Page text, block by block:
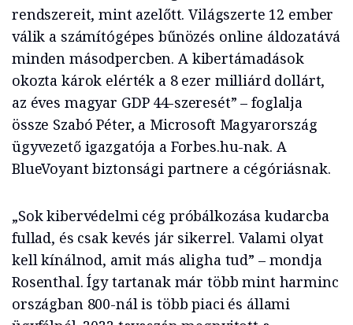
rendszereit, mint azelőtt. Világszerte 12 ember
válik a számítógépes bűnözés online áldozatává
minden másodpercben. A kibertámadások
okozta károk elérték a 8 ezer milliárd dollárt,
az éves magyar GDP 44-szeresét” – foglalja
össze Szabó Péter, a Microsoft Magyarország
ügyvezető igazgatója a Forbes.hu-nak. A
BlueVoyant biztonsági partnere a cégóriásnak.
„Sok kibervédelmi cég próbálkozása kudarcba
fullad, és csak kevés jár sikerrel. Valami olyat
kell kínálnod, amit más aligha tud” – mondja
Rosenthal. Így tartanak már több mint harminc
országban 800-nál is több piaci és állami